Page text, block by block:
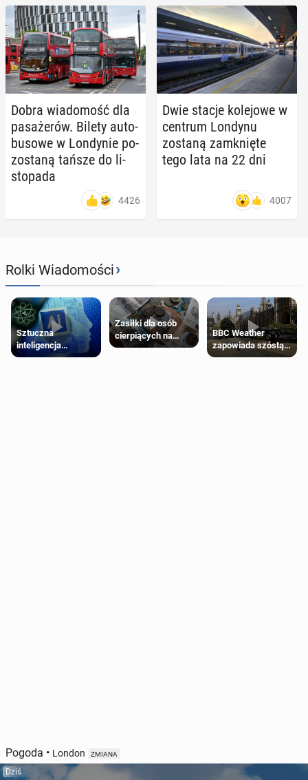
Dobra wia­do­mość dla
pa­sa­że­rów. Bilety au­to­
bu­so­we w Lon­dy­nie po­
zo­sta­ną tańsze do li­
sto­pa­da
4426
Dwie stacje ko­le­jo­we w
centrum Londynu
zostaną za­mknię­te
tego lata na 22 dni
4007
Rolki Wiadomości›
Sztuczna
inteligencja
próbowała oszukać
Zasiłki dla osób
cierpiących na
schorzenia
BBC Weather
zapowiada szóstą
falę upałów w
Pogoda • London ZMIANA
Dziś